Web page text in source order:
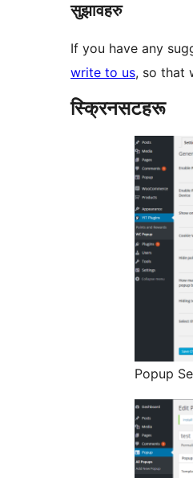
सुझावहरु
If you have any
write to us, so that
स्क्रिनसटहरू
Popup